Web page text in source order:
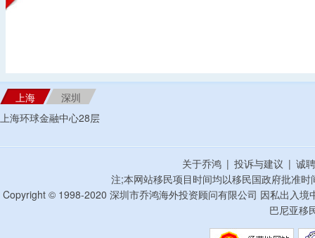
上海
深圳
上海环球金融中心28层
关于乔鸿 | 投诉与建议 | 诚
注;本网站移民项目时间均以移民国政府批准
Copyright © 1998-2020 深圳市乔鸿海外投资顾问有限公司 因私出入
巴尼亚移